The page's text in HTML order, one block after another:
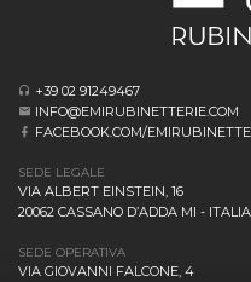
+39 02 91249467
INFO@EMIRUBINETTERIE.COM
FACEBOOK.COM/
SEDE LEGALE
VIA ALBERT EINSTEIN, 16
20062 CASSANO D’ADDA MI - ITALIA
SEDE OPERATIVA
VIA GIOVANNI FALCONE, 4